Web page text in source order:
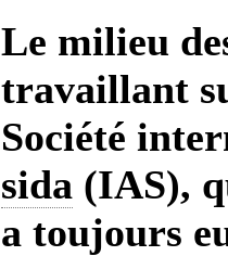
Le milieu
travaillant
Société
sida (IAS),
a toujours